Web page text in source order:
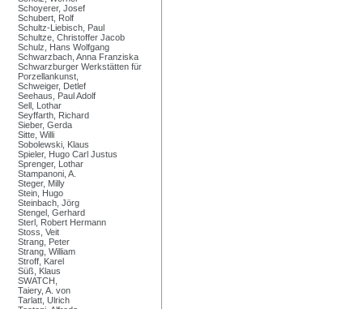
Schoyerer, Josef
Schubert, Rolf
Schultz-Liebisch, Paul
Schultze, Christoffer Jacob
Schulz, Hans Wolfgang
Schwarzbach, Anna Franziska
Schwarzburger Werkstätten für
Porzellankunst,
Schweiger, Detlef
Seehaus, Paul Adolf
Sell, Lothar
Seyffarth, Richard
Sieber, Gerda
Sitte, Willi
Sobolewski, Klaus
Spieler, Hugo Carl Justus
Sprenger, Lothar
Stampanoni, A.
Steger, Milly
Stein, Hugo
Steinbach, Jörg
Stengel, Gerhard
Sterl, Robert Hermann
Stoss, Veit
Strang, Peter
Strang, William
Stroff, Karel
Süß, Klaus
SWATCH,
Taiery, A. von
Tarlatt, Ulrich